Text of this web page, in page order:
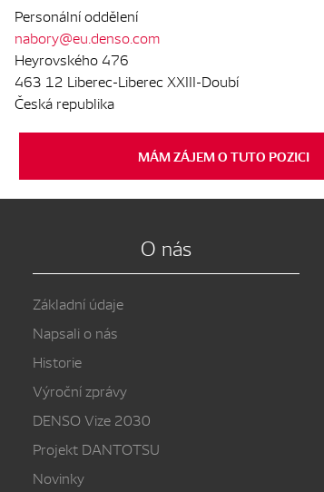
Personální oddělení
nabory@eu.denso.com
Heyrovského 476
463 12 Liberec-Liberec XXIII-Doubí
Česká republika
MÁM ZÁJEM O TUTO POZICI
O nás
Základní údaje
Napsali o nás
Historie
Výroční zprávy
DENSO Vize 2030
Projekt DANTOTSU
Novinky